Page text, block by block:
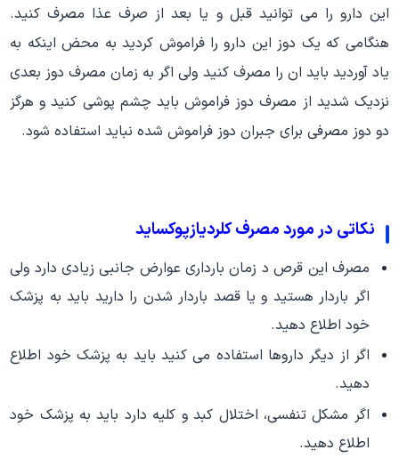
این دارو را می توانید قبل و یا بعد از صرف عذا مصرف کنید.
هنگامی که یک دوز این دارو را فراموش کردید به محض اینکه به
یاد آوردید باید ان را مصرف کنید ولی اگر به زمان مصرف دوز بعدی
نزدیک شدید از مصرف دوز فراموش باید چشم پوشی کنید و هرگز
دو دوز مصرفی برای جبران دوز فراموش شده نباید استفاده شود.
نکاتی در مورد مصرف کلردیازپوکساید
مصرف این قرص د زمان بارداری عوارض جانبی زیادی دارد ولی
اگر باردار هستید و یا قصد باردار شدن را دارید باید به پزشک
خود اطلاع دهید.
اگر از دیگر داروها استفاده می کنید باید به پزشک خود اطلاع
دهید.
اگر مشکل تنفسی، اختلال کبد و کلیه دارد باید به پزشک خود
اطلاع دهید.